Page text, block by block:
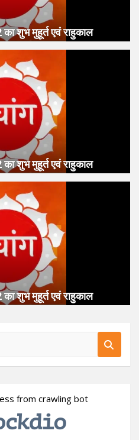
शुभ मुहूर्त एवं राहुकाल
शुभ मुहूर्त एवं राहुकाल
शुभ मुहूर्त एवं राहुकाल